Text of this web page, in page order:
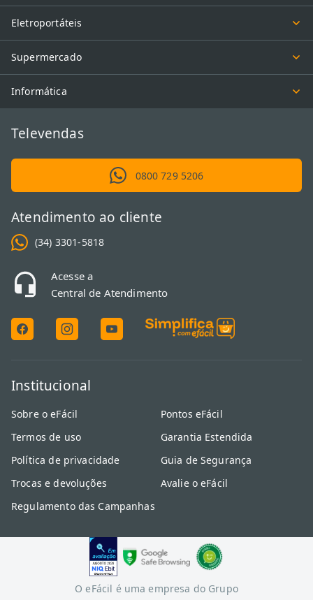
Eletroportáteis
Supermercado
Informática
Televendas
0800 729 5206
Atendimento ao cliente
(34) 3301-5818
Acesse a
Central de Atendimento
Institucional
Sobre o eFácil
Termos de uso
Política de privacidade
Trocas e devoluções
Regulamento das Campanhas
Pontos eFácil
Garantia Estendida
Guia de Segurança
Avalie o eFácil
O eFácil é uma empresa do Grupo